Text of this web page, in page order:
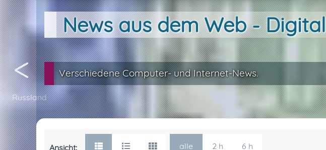
Russland
News aus dem Web - Digital
Verschiedene Computer- und Internet-News.
Ansicht: alle 2 h 6 h